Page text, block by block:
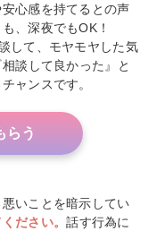
心感を持てるとの声
、深夜でもOK！
して、モヤモヤした気
談して良かった』と
ャンスです。
らう
いことを暗示してい
ださい。話す行為に